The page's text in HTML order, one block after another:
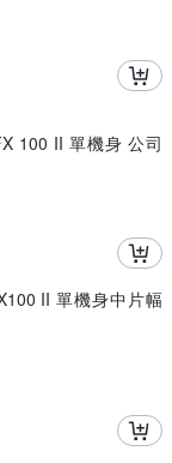
100 II 單機身 公司
II 單機身中片幅